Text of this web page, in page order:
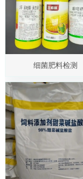
细菌肥料检测